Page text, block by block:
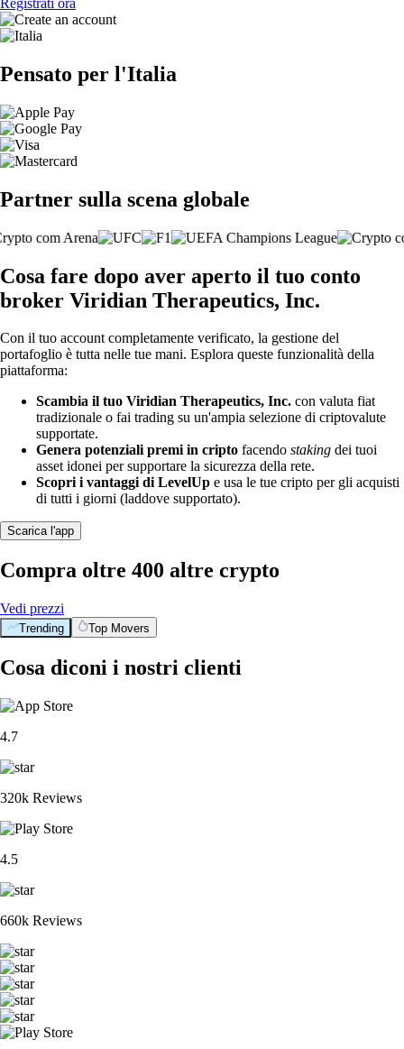
Registrati ora
Pensato per l'Italia
Partner sulla scena globale
Cosa fare dopo aver aperto il tuo conto
broker Viridian Therapeutics, Inc.
Con il tuo account completamente verificato, la gestione del
portafoglio è tutta nelle tue mani. Esplora queste funzionalità della
piattaforma:
Scambia il tuo Viridian Therapeutics, Inc. con valuta fiat
tradizionale o fai trading su un'ampia selezione di criptovalute
supportate.
Genera potenziali premi in cripto facendo staking dei tuoi
asset idonei per supportare la sicurezza della rete.
Scopri i vantaggi di LevelUp e usa le tue cripto per gli acquisti
di tutti i giorni (laddove supportato).
Scarica l'app
Compra oltre 400 altre crypto
Vedi prezzi
Trending Top Movers
Cosa diconi i nostri clienti
4.7
320k Reviews
4.5
660k Reviews